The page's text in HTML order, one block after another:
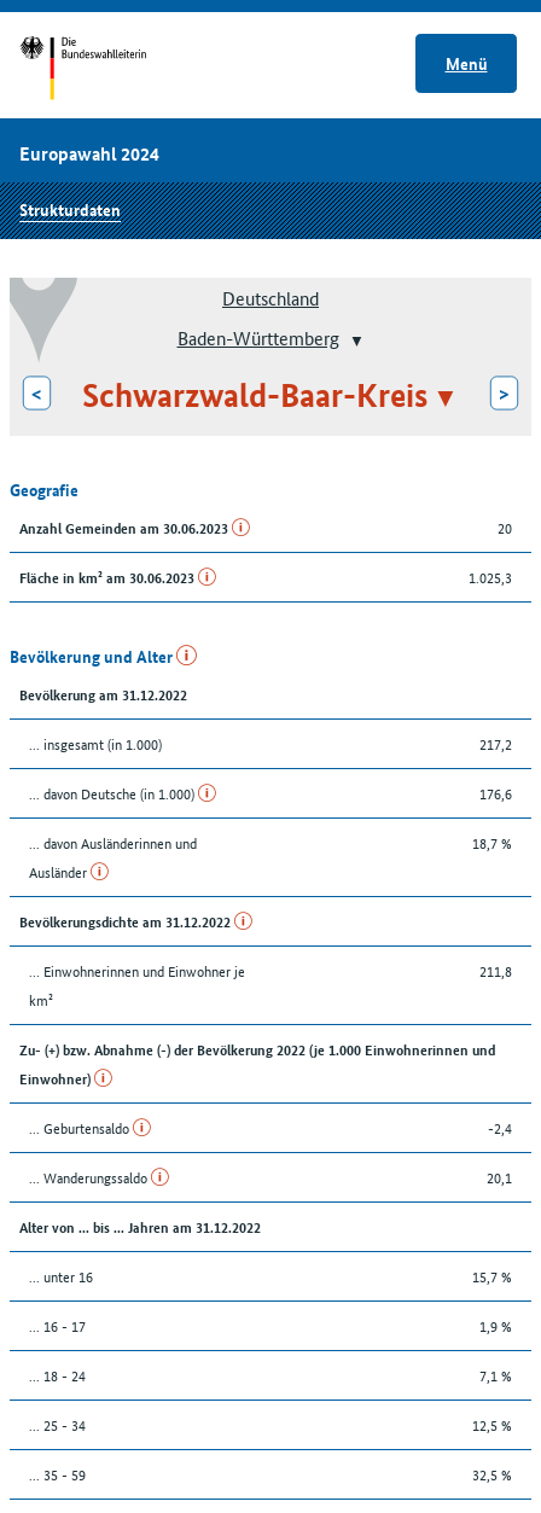
Menü
Europawahl 2024
Strukturdaten
Deutschland
Baden-Württemberg
< Schwarzwald-Baar-Kreis >
Geografie
Anzahl Gemeinden am 30.06.2023 20
Fläche in km² am 30.06.2023 1.025,3
Bevölkerung und Alter
Bevölkerung am 31.12.2022
... insgesamt (in 1.000) 217,2
... davon Deutsche (in 1.000) 176,6
... davon Ausländerinnen und
Ausländer
18,7 %
Bevölkerungsdichte am 31.12.2022
… Einwohnerinnen und Einwohner je
km²
211,8
Zu- (+) bzw. Abnahme (-) der Bevölkerung 2022 (je 1.000 Einwohnerinnen und
Einwohner)
... Geburtensaldo -2,4
... Wanderungssaldo 20,1
Alter von ... bis ... Jahren am 31.12.2022
... unter 16 15,7 %
... 16 - 17 1,9 %
... 18 - 24 7,1 %
... 25 - 34 12,5 %
... 35 - 59 32,5 %